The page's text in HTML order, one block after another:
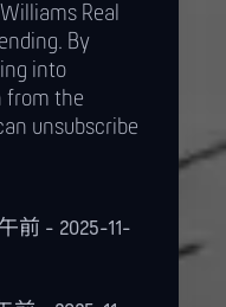
Real
By
into
from the
unsubscribe
前 - 2025-11-